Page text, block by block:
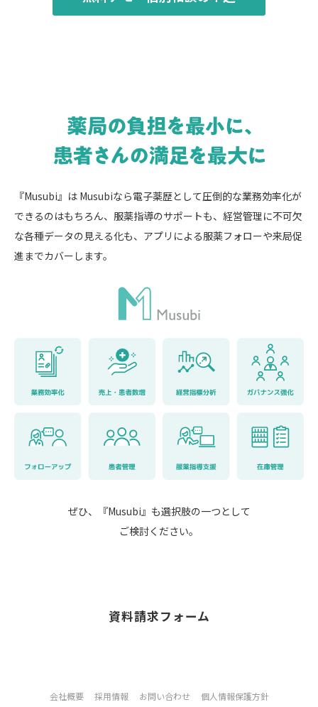
『Musubi』は Musubiなら電子薬歴として圧倒的な業務効率化が
できるのはもちろん、服薬指導のサポートも、経営管理に不可欠
な各種データの見える化も、アプリによる服薬フォローや来局促
進までカバーします。
ぜひ、『Musubi』も選択肢の一つとして
ご検討ください。
資料請求フォーム
会社概要 採用情報 お問い合わせ 個人情報保護方針